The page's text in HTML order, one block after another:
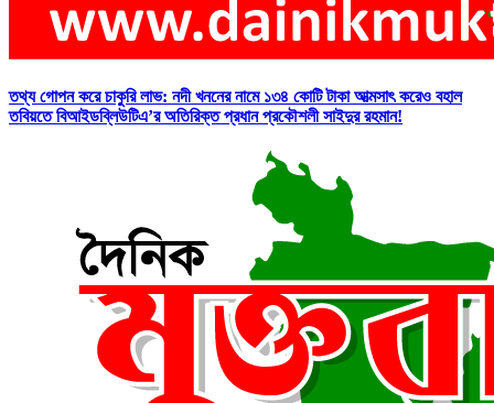
তথ্য গোপন করে চাকুরি লাভ: নদী খননের নামে ১৩৪ কোটি টাকা আত্মসাৎ করেও বহাল
তবিয়তে বিআইডব্লিউটিএ’র অতিরিক্ত প্রধান প্রকৌশলী সাইদুর রহমান!